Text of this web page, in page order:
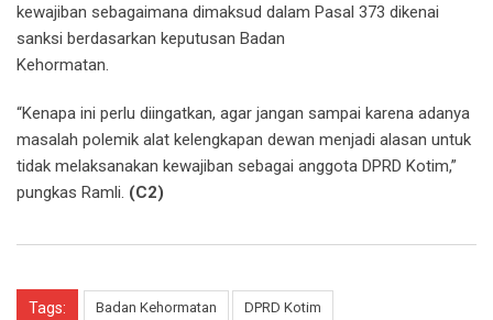
kewajiban sebagaimana dimaksud dalam Pasal 373 dikenai
sanksi berdasarkan keputusan Badan
Kehormatan.
“Kenapa ini perlu diingatkan, agar jangan sampai karena adanya
masalah polemik alat kelengkapan dewan menjadi alasan untuk
tidak melaksanakan kewajiban sebagai anggota DPRD Kotim,”
pungkas Ramli. (C2)
Tags: Badan Kehormatan DPRD Kotim